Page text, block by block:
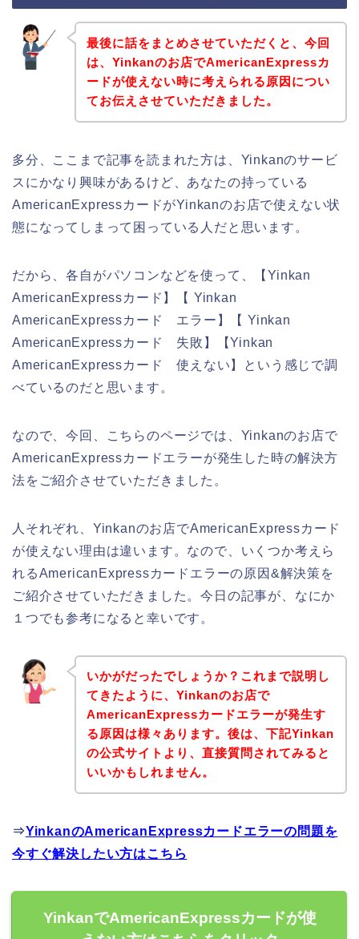
最後に話をまとめさせていただくと、今回
は、Yinkanのお店でAmericanExpressカ
ードが使えない時に考えられる原因につい
てお伝えさせていただきました。
多分、ここまで記事を読まれた方は、Yinkanのサービ
スにかなり興味があるけど、あなたの持っている
AmericanExpressカードがYinkanのお店で使えない状
態になってしまって困っている人だと思います。
だから、各自がパソコンなどを使って、【Yinkan
AmericanExpressカード】【 Yinkan
AmericanExpressカード エラー】【 Yinkan
AmericanExpressカード 失敗】【Yinkan
AmericanExpressカード 使えない】という感じで調
べているのだと思います。
なので、今回、こちらのページでは、Yinkanのお店で
AmericanExpressカードエラーが発生した時の解決方
法をご紹介させていただきました。
人それぞれ、Yinkanのお店でAmericanExpressカード
が使えない理由は違います。なので、いくつか考えら
れるAmericanExpressカードエラーの原因&解決策を
ご紹介させていただきました。今日の記事が、なにか
１つでも参考になると幸いです。
いかがだったでしょうか？これまで説明し
てきたように、Yinkanのお店で
AmericanExpressカードエラーが発生す
る原因は様々あります。後は、下記Yinkan
の公式サイトより、直接質問されてみると
いいかもしれません。
⇒YinkanのAmericanExpressカードエラーの問題を
今すぐ解決したい方はこちら
YinkanでAmericanExpressカードが使